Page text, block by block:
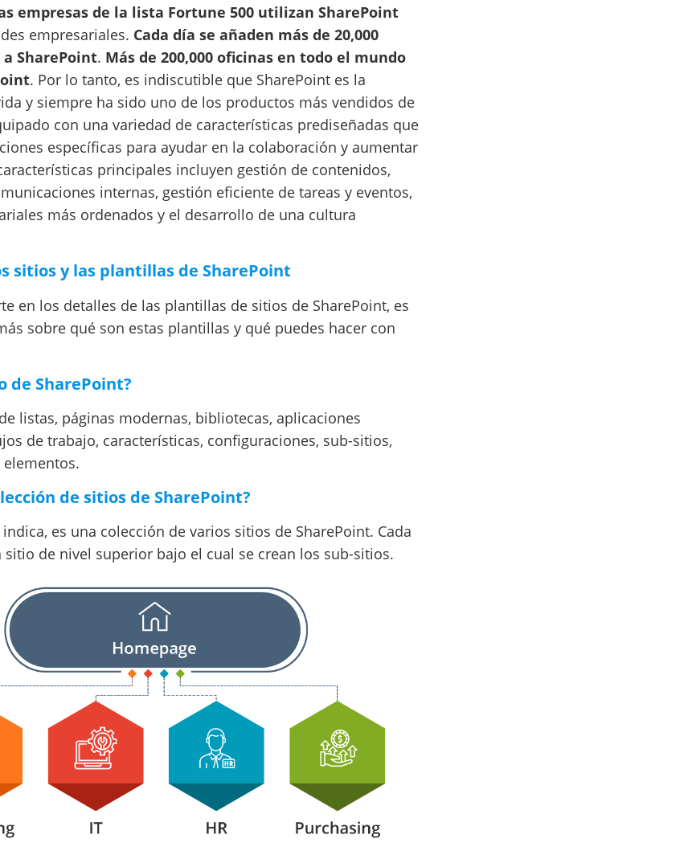
empresas de la lista Fortune 500 utilizan SharePoint
empresariales. Cada día se añaden más de 20,000
SharePoint. Más de 200,000 oficinas en todo el mundo
. Por lo tanto, es indiscutible que SharePoint es la
y siempre ha sido uno de los productos más vendidos de
con una variedad de características prediseñadas que
específicas para ayudar en la colaboración y aumentar
principales incluyen gestión de contenidos,
internas, gestión eficiente de tareas y eventos,
más ordenados y el desarrollo de una cultura
sitios y las plantillas de SharePoint
en los detalles de las plantillas de sitios de SharePoint, es
sobre qué son estas plantillas y qué puedes hacer con
de SharePoint?
listas, páginas modernas, bibliotecas, aplicaciones
de trabajo, características, configuraciones, sub-sitios,
de sitios de SharePoint?
es una colección de varios sitios de SharePoint. Cada
de nivel superior bajo el cual se crean los sub-sitios.